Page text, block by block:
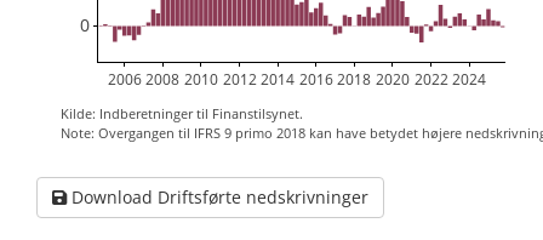
2006 2008 2010 2012 2014 2016 2018 2020 2022 2024
0
Kilde: Indberetninger til Finanstilsynet.
Note: Overgangen til IFRS 9 primo 2018 kan have betydet højere
Download Driftsførte nedskrivninger